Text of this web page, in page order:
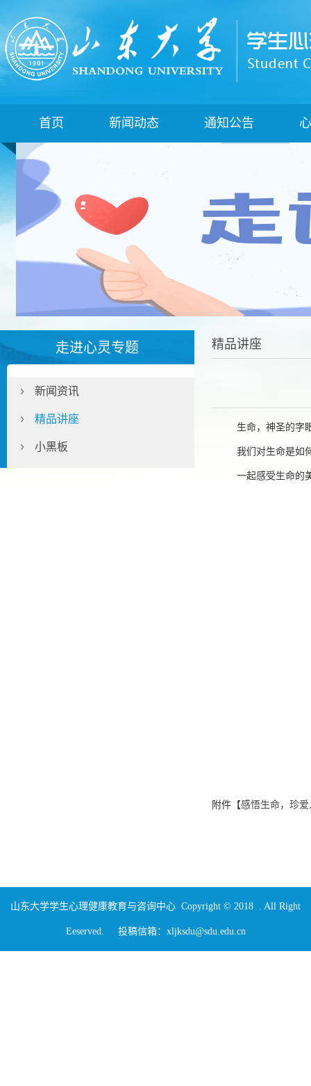
首页 新闻动态 通知公告
走进心灵专题
新闻资讯
精品讲座
小黑板
精品讲座
生命，神圣的字
我们对生命是如
一起感受生命的
附件【感悟生命，珍
山东大学学生心理健康教育与咨询中心 Copyright © 2018 . All Right
Eeserved. 投稿信箱：xljksdu@sdu.edu.cn